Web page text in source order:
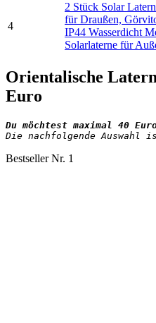
4
2 Stück Solar
für Draußen,
IP44 Wasserdicht
Solarlaterne für
Orientalische
Euro
Die nachfolgende
Bestseller Nr. 1